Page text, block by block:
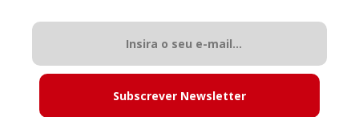
Subscrever Newsletter